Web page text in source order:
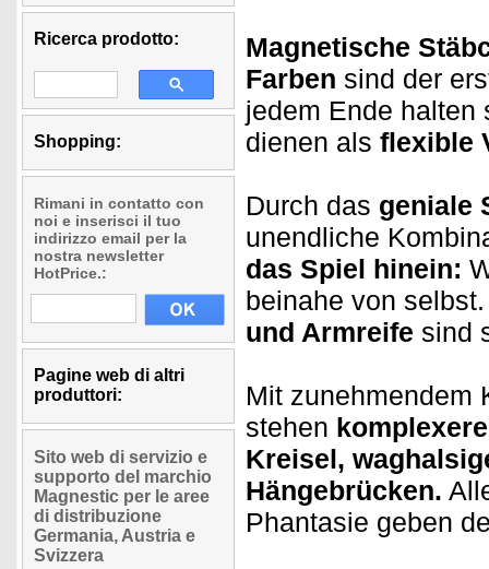
Ricerca prodotto:
Shopping:
Rimani in contatto con
noi e inserisci il tuo
indirizzo email per la
nostra newsletter
HotPrice.:
Pagine web di altri
produttori:
Sito web di servizio e
supporto del marchio
Magnestic per le aree
di distribuzione
Germania, Austria e
Svizzera
Magnetische
Farben sind der
jedem Ende
dienen als flexible
Durch das geniale
unendliche
das Spiel hinein:
beinahe von
und Armreife sind
Mit zunehmendem
stehen
Kreisel,
Hängebrücken.
Phantasie geben